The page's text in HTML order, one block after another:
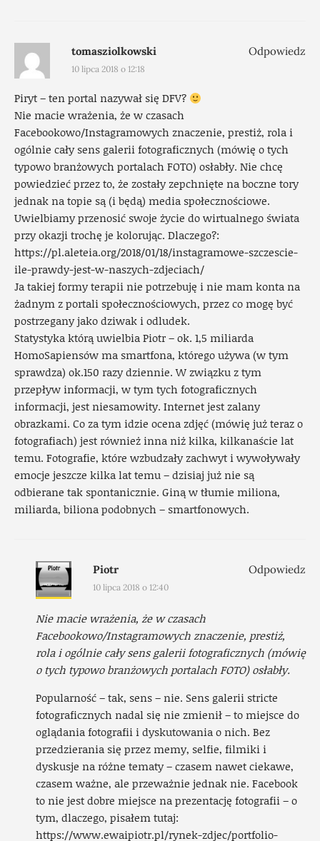
tomasziolkowski
10 lipca 2018 o 12:18
Piryt – ten portal nazywał się DFV?
Nie macie wrażenia, że w czasach
Facebookowo/Instagramowych znaczenie, prestiż, rola i
ogólnie cały sens galerii fotograficznych (mówię o tych
typowo branżowych portalach FOTO) osłabły. Nie chcę
powiedzieć przez to, że zostały zepchnięte na boczne tory
jednak na topie są (i będą) media społecznościowe.
Uwielbiamy przenosić swoje życie do wirtualnego świata
przy okazji trochę je kolorując. Dlaczego?:
https://pl.aleteia.org/2018/01/18/instagramowe-szczescie-
ile-prawdy-jest-w-naszych-zdjeciach/
Ja takiej formy terapii nie potrzebuję i nie mam konta na
żadnym z portali społecznościowych, przez co mogę być
postrzegany jako dziwak i odludek.
Statystyka którą uwielbia Piotr – ok. 1,5 miliarda
HomoSapiensów ma smartfona, którego używa (w tym
sprawdza) ok.150 razy dziennie. W związku z tym
przepływ informacji, w tym tych fotograficznych
informacji, jest niesamowity. Internet jest zalany
obrazkami. Co za tym idzie ocena zdjęć (mówię już teraz o
fotografiach) jest również inna niż kilka, kilkanaście lat
temu. Fotografie, które wzbudzały zachwyt i wywoływały
emocje jeszcze kilka lat temu – dzisiaj już nie są
odbierane tak spontanicznie. Giną w tłumie miliona,
miliarda, biliona podobnych – smartfonowych.
Odpowiedz
Piotr
10 lipca 2018 o 12:40
Nie macie wrażenia, że w czasach
Facebookowo/Instagramowych znaczenie, prestiż,
rola i ogólnie cały sens galerii fotograficznych (mówię
o tych typowo branżowych portalach FOTO) osłabły.
Popularność – tak, sens – nie. Sens galerii stricte
fotograficznych nadal się nie zmienił – to miejsce do
oglądania fotografii i dyskutowania o nich. Bez
przedzierania się przez memy, selfie, filmiki i
dyskusje na różne tematy – czasem nawet ciekawe,
czasem ważne, ale przeważnie jednak nie. Facebook
to nie jest dobre miejsce na prezentację fotografii – o
tym, dlaczego, pisałem tutaj:
https://www.ewaipiotr.pl/rynek-zdjec/portfolio-
Odpowiedz